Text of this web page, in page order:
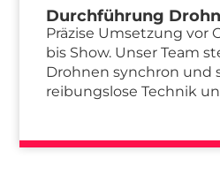
Durchführung
Präzise Umsetzung vor
bis Show. Unser Team
Drohnen synchron und
reibungslose Technik